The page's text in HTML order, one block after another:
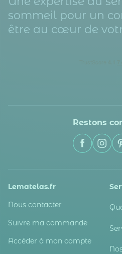
sommeil pour un
être au cœur de
Restons
Lematelas.fr
Nous contacter
Suivre ma commande
Accéder à mon compte